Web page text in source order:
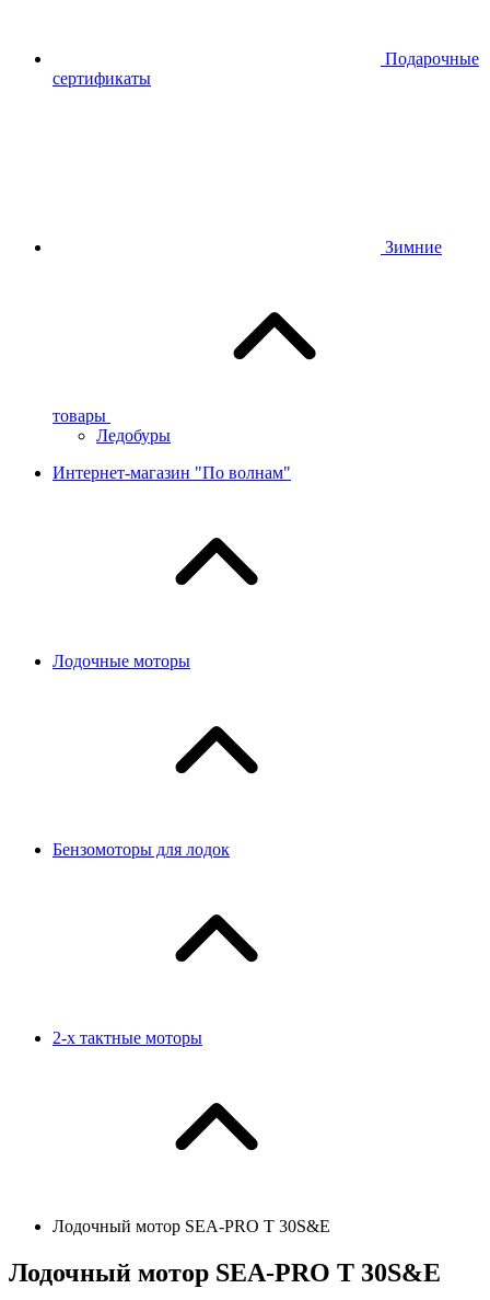
Подарочные
сертификаты
Зимние
товары
Ледобуры
Интернет-магазин "По волнам"
Лодочные моторы
Бензомоторы для лодок
2-х тактные моторы
Лодочный мотор SEA-PRO T 30S&E
Лодочный мотор SEA-PRO T 30S&E